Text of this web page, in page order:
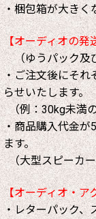
・梱包箱が大きく
【オーディオの発
（ゆうパック及
・ご注文後にそれ
らせいたします。
（例：30kg未満
・商品購入代金が
ます。
（大型スピーカ
【オーディオ・ア
・レターパック、